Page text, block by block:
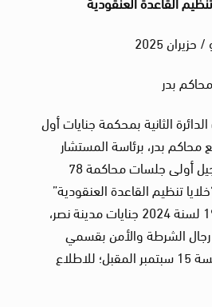
بدر
الثانية بمحكمة جنايات أول
بدر، برئاسة المستشار
وجدي عبد المنعم، تأجيل أولى جلسات محاكمة 78
تنظيم القاعدة العنقودية”
في القضية رقم 19115 لسنة 2024 جنايات مدينة نصر،
الشرطة والأمن بقسمي
الوراق وإمبابة، إلى جلسة 15 سبتمبر المقبل؛ للاطلاع